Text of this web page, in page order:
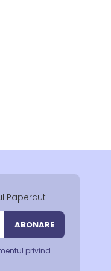
Papercut
ABONARE
privind